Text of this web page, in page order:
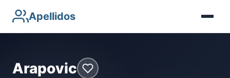
Apellidos
Arapovic